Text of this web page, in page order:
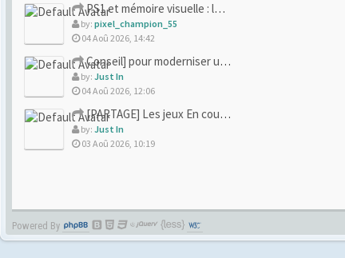
PS1 et mémoire visuelle : le jeu qui vous a soufflé la premi
by: pixel_champion_55
04 Aoû 2026, 14:42
Conseil] pour moderniser un site (un peu trop) rétro
by: Just In
04 Aoû 2026, 12:06
[PARTAGE] Les jeux En cours/Terminés
by: Just In
03 Aoû 2026, 10:19
Powered By